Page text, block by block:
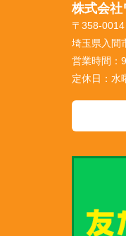
株式会社
〒358-0014
埼玉県入間
営業時間：
定休日： 水